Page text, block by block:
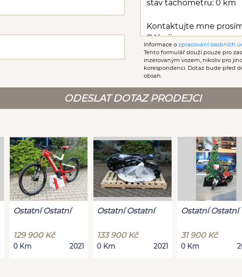
Informace o zpracování osobních
Tento formulář slouží pouze pro
inzerovaným vozem, nikoliv pro
korespondenci. Dotaz bude před
obsah.
ODESLAT DOTAZ PRODEJCI
Ostatní Ostatní
129 900 Kč
0 Km 2021
Ostatní Ostatní
133 900 Kč
0 Km 2021
Ostatní Ostatní
31 900 Kč
0 Km